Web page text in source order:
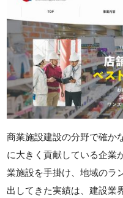
商業施設建設の分野で確か
に大きく貢献している企業
業施設を手掛け、地域のラ
出してきた実績は、建設業